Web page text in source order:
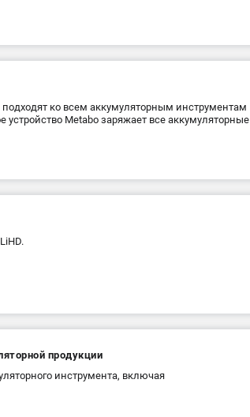
ко всем аккумуляторным инструментам
Metabo заряжает все аккумуляторные
продукции
инструмента, включая